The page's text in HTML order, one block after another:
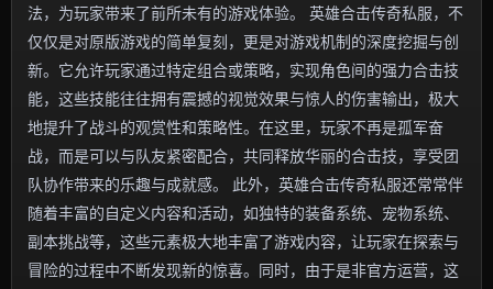
法，为玩家带来了前所未有的游戏体验。 英雄合击传奇私服，不
仅仅是对原版游戏的简单复刻，更是对游戏机制的深度挖掘与创
新。它允许玩家通过特定组合或策略，实现角色间的强力合击技
能，这些技能往往拥有震撼的视觉效果与惊人的伤害输出，极大
地提升了战斗的观赏性和策略性。在这里，玩家不再是孤军奋
战，而是可以与队友紧密配合，共同释放华丽的合击技，享受团
队协作带来的乐趣与成就感。 此外，英雄合击传奇私服还常常伴
随着丰富的自定义内容和活动，如独特的装备系统、宠物系统、
副本挑战等，这些元素极大地丰富了游戏内容，让玩家在探索与
冒险的过程中不断发现新的惊喜。同时，由于是非官方运营，这